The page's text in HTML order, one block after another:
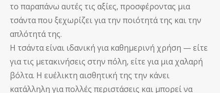
το παραπάνω αυτές τις αξίες, προσφέροντας μια
τσάντα που ξεχωρίζει για την ποιότητά της και την
απλότητά της.
Η τσάντα είναι ιδανική για καθημερινή χρήση — είτε
για τις μετακινήσεις στην πόλη, είτε για μια χαλαρή
βόλτα. Η ευέλικτη αισθητική της την κάνει
κατάλληλη για πολλές περιστάσεις και μπορεί να